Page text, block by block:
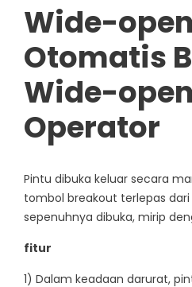
Wide-
Otomatis
Wide-
Operator
Pintu dibuka keluar secara
tombol breakout terlepas
sepenuhnya dibuka, mirip
fitur
1) Dalam keadaan darurat,